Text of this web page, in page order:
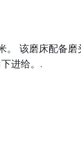
该磨床配备磨
进给。.